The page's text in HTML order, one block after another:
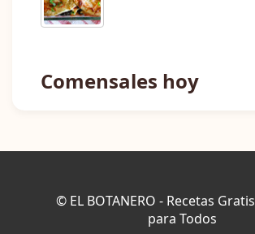
Comensales hoy
© EL BOTANERO - Recetas
para Todos